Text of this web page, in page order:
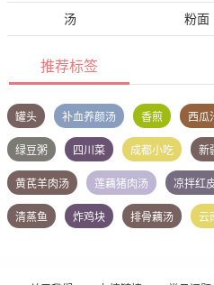
汤 粉面
推荐标签
罐头 补血养颜汤 香煎 西瓜
绿豆粥 四川菜 成都小吃 新
黄芪羊肉汤 莲藕猪肉汤 凉拌红
清蒸鱼 炸鸡块 排骨藕汤 云